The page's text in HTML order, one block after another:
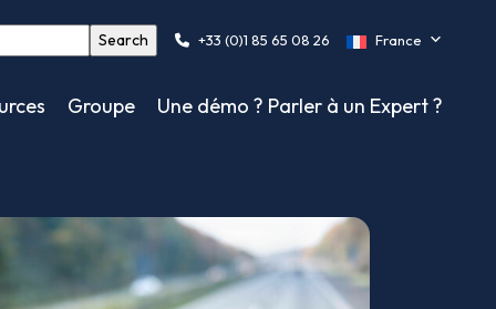
+33 (0)1 85 65 08 26 France
Groupe Une démo ? Parler à un Expert ?